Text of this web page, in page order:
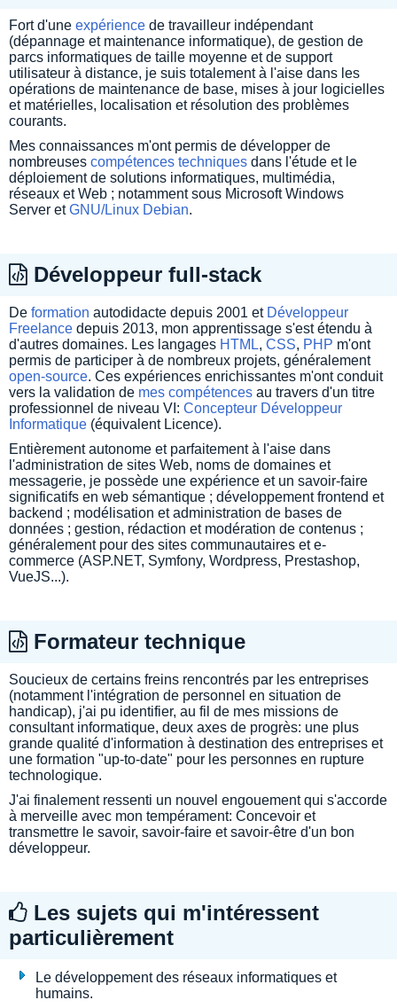
Fort d'une expérience de travailleur indépendant
(dépannage et maintenance informatique), de gestion de
parcs informatiques de taille moyenne et de support
utilisateur à distance, je suis totalement à l'aise dans les
opérations de maintenance de base, mises à jour logicielles
et matérielles, localisation et résolution des problèmes
courants.
Mes connaissances m'ont permis de développer de
nombreuses compétences techniques dans l'étude et le
déploiement de solutions informatiques, multimédia,
réseaux et Web ; notamment sous Microsoft Windows
Server etGNU/Linux Debian.
Développeur full-stack
De formation autodidacte depuis 2001 et Développeur
Freelance depuis 2013, mon apprentissage s'est étendu à
d'autres domaines. Les langages HTML, CSS, PHP m'ont
permis de participer à de nombreux projets, généralement
open-source. Ces expériences enrichissantes m'ont conduit
vers la validation de mes compétences au travers d'un titre
professionnel de niveau VI: Concepteur Développeur
Informatique (équivalent Licence).
Entièrement autonome et parfaitement à l'aise dans
l'administration de sites Web, noms de domaines et
messagerie, je possède une expérience et un savoir-faire
significatifs en web sémantique ; développement frontend et
backend ; modélisation et administration de bases de
données ; gestion, rédaction et modération de contenus ;
généralement pour des sites communautaires et e-
commerce (ASP.NET, Symfony, Wordpress, Prestashop,
VueJS...).
Formateur technique
Soucieux de certains freins rencontrés par les entreprises
(notamment l'intégration de personnel en situation de
handicap), j'ai pu identifier, au fil de mes missions de
consultant informatique, deux axes de progrès: une plus
grande qualité d'information à destination des entreprises et
une formation "up-to-date" pour les personnes en rupture
technologique.
J'ai finalement ressenti un nouvel engouement qui s'accorde
à merveille avec mon tempérament: Concevoir et
transmettre le savoir, savoir-faire et savoir-être d'un bon
développeur.
Les sujets qui m'intéressent
particulièrement
Le développement des réseaux informatiques et
humains.